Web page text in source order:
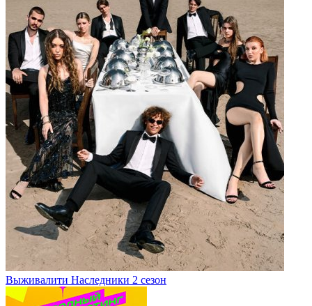
Выживалити Наследники 2 сезон